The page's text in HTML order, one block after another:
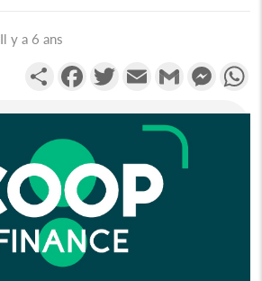
Il y a 6 ans
PartagerFacebookTwitterEmail Gmail